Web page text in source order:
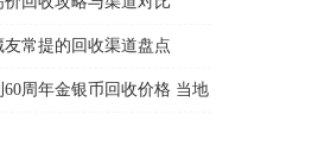
常提的回收渠道盘点
60周年金银币回收价格 当地